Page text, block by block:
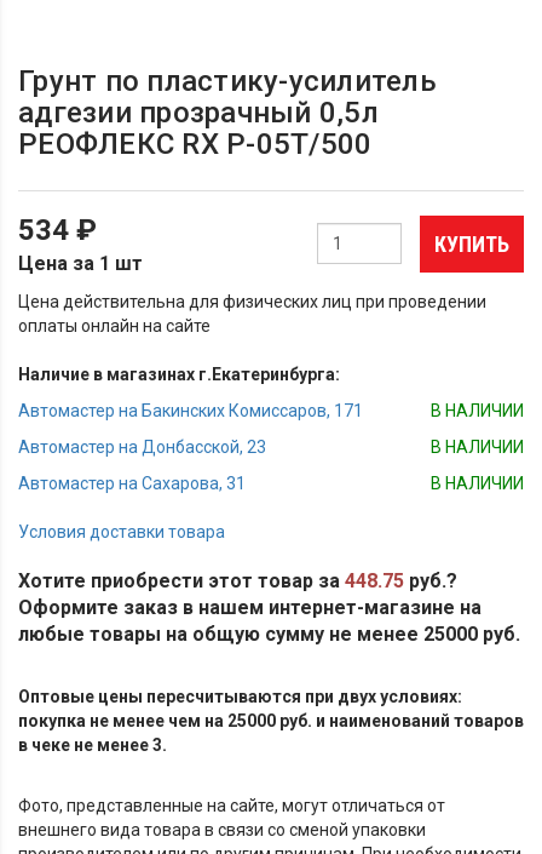
Грунт по пластику-усилитель
адгезии прозрачный 0,5л
РЕОФЛЕКС RX P-05T/500
534 ₽
Цена за 1 шт
КУПИТЬ
Цена действительна для физических лиц при проведении
оплаты онлайн на сайте
Наличие в магазинах г.Екатеринбурга:
Автомастер на Бакинских Комиссаров, 171
В НАЛИЧИИ
Автомастер на Донбасской, 23
В НАЛИЧИИ
Автомастер на Сахарова, 31
В НАЛИЧИИ
Условия доставки товара
Хотите приобрести этот товар за 448.75 руб.?
Оформите заказ в нашем интернет-магазине на
любые товары на общую сумму не менее 25000 руб.
Оптовые цены пересчитываются при двух условиях:
покупка не менее чем на 25000 руб. и наименований товаров
в чеке не менее 3.
Фото, представленные на сайте, могут отличаться от
внешнего вида товара в связи со сменой упаковки